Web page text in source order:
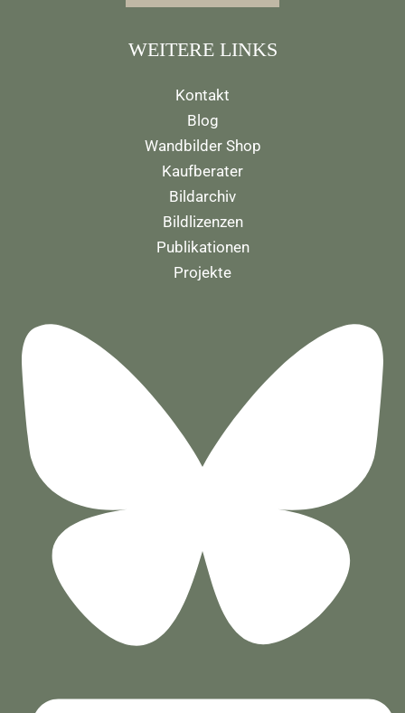
WEITERE LINKS
Kontakt
Blog
Wandbilder Shop
Kaufberater
Bildarchiv
Bildlizenzen
Publikationen
Projekte